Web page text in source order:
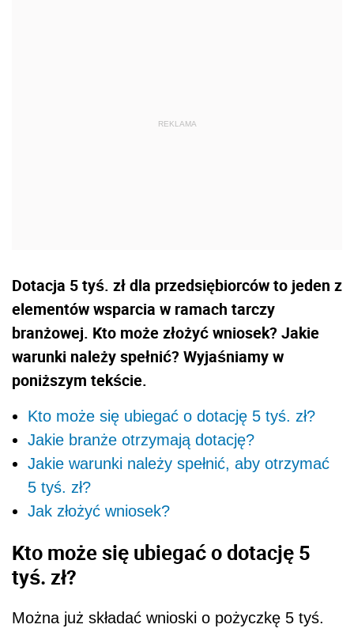
Dotacja 5 tyś. zł dla przedsiębiorców to jeden z
elementów wsparcia w ramach tarczy
branżowej. Kto może złożyć wniosek? Jakie
warunki należy spełnić? Wyjaśniamy w
poniższym tekście.
Kto może się ubiegać o dotację 5 tyś. zł?
Jakie branże otrzymają dotację?
Jakie warunki należy spełnić, aby otrzymać
5 tyś. zł?
Jak złożyć wniosek?
Kto może się ubiegać o dotację 5
tyś. zł?
Można już składać wnioski o pożyczkę 5 tyś.